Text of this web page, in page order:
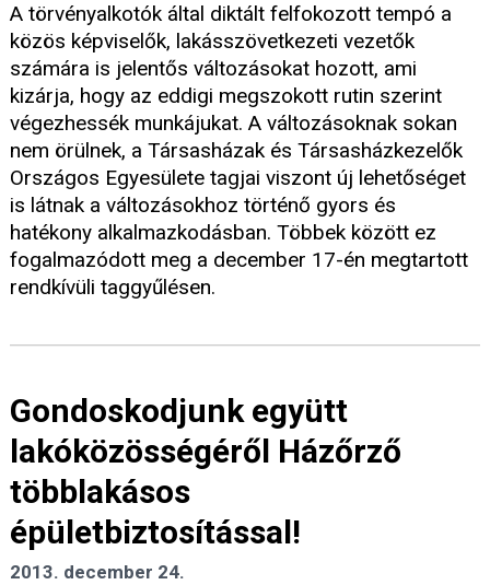
A törvényalkotók által diktált felfokozott tempó a
közös képviselők, lakásszövetkezeti vezetők
számára is jelentős változásokat hozott, ami
kizárja, hogy az eddigi megszokott rutin szerint
végezhessék munkájukat. A változásoknak sokan
nem örülnek, a Társasházak és Társasházkezelők
Országos Egyesülete tagjai viszont új lehetőséget
is látnak a változásokhoz történő gyors és
hatékony alkalmazkodásban. Többek között ez
fogalmazódott meg a december 17-én megtartott
rendkívüli taggyűlésen.
Gondoskodjunk együtt
lakóközösségéről Házőrző
többlakásos
épületbiztosítással!
2013. december 24.